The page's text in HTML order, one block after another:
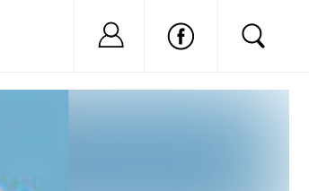
Nu ai cont?